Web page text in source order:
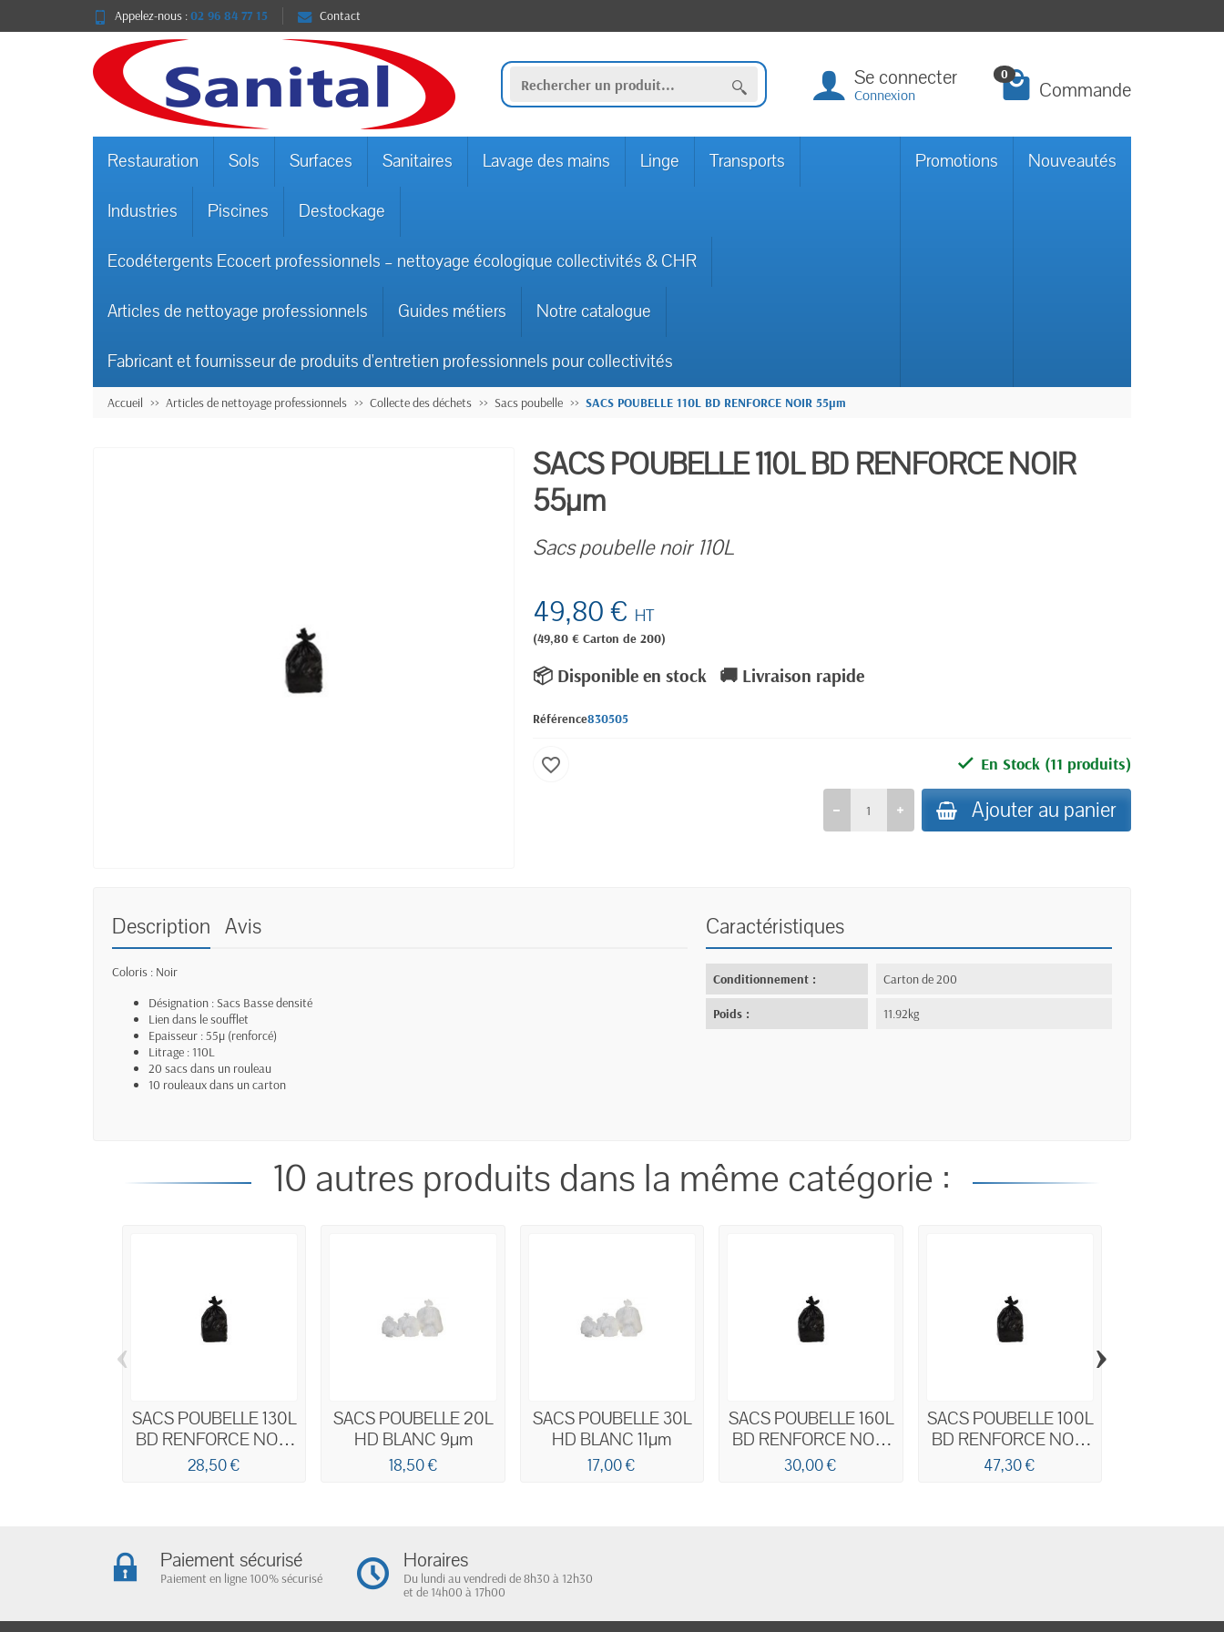
Appelez-nous :02 96 84 77 15 Contact
Se connecter
Connexion
0
Commande
Restauration Sols Surfaces Sanitaires Lavage des mains Linge Transports
Industries Piscines Destockage
Ecodétergents Ecocert professionnels – nettoyage écologique collectivités & CHR
Articles de nettoyage professionnels Guides métiers Notre catalogue
Fabricant et fournisseur de produits d'entretien professionnels pour collectivités
Promotions Nouveautés
Accueil Articles de nettoyage professionnels Collecte des déchets Sacs poubelle SACS POUBELLE 110L BD RENFORCE NOIR 55µm
SACS POUBELLE 110L BD RENFORCE NOIR
55µm
Sacs poubelle noir 110L
49,80 € HT
(49,80 € Carton de 200)
📦 Disponible en stock 🚚 Livraison rapide
Référence830505
En Stock (11 produits)
Ajouter au panier
favorite_border
Description Avis
Coloris : Noir
Désignation :Sacs Basse densité
Lien dans le soufflet
Epaisseur :55µ (renforcé)
Litrage : 110L
20 sacs dans un rouleau
10 rouleaux dans un carton
Caractéristiques
Conditionnement : Carton de 200
Poids : 11.92kg
10 autres produits dans la même catégorie :
SACS POUBELLE 130L
BD RENFORCE NOIR
55µm
28,50 €
SACS POUBELLE 20L
HD BLANC 9µm
18,50 €
SACS POUBELLE 30L
HD BLANC 11µm
17,00 €
SACS POUBELLE 160L
BD RENFORCE NOIR
55µm
30,00 €
SACS POUBELLE 100L
BD RENFORCE NOIR
55µm
47,30 €
‹ ›
Paiement sécurisé
Paiement en ligne 100% sécurisé
Horaires
Du lundi au vendredi de 8h30 à 12h30
et de 14h00 à 17h00